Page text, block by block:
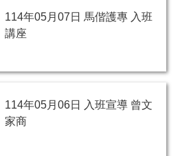
114年05月07日 馬偕護專 入班
講座
114年05月06日 入班宣導 曾文
家商